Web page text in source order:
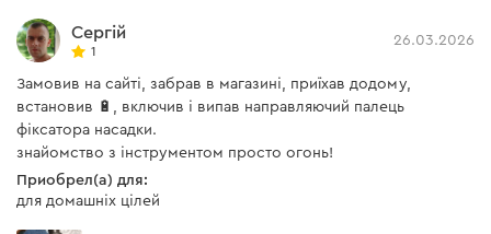
Сергій
1
26.03.2026
Замовив на сайті, забрав в магазині, приїхав додому,
встановив 🔋, включив і випав направляючий палець
фіксатора насадки.
знайомство з інструментом просто огонь!
Приобрел(а) для:
для домашніх цілей